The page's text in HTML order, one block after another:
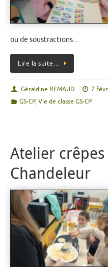
ou de soustractions…
Lire la suite…
Géraldine REMAUD
7
GS-CP,Vie de classe GS-CP
Atelier
Chandeleur